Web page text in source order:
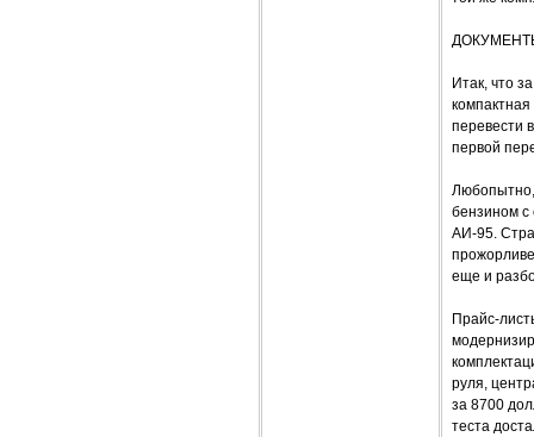
Итак, что
перевести
первой
Любопытно,
бензином с
АИ-95.
еще и
Прайс-
руля,
за 8700
теста